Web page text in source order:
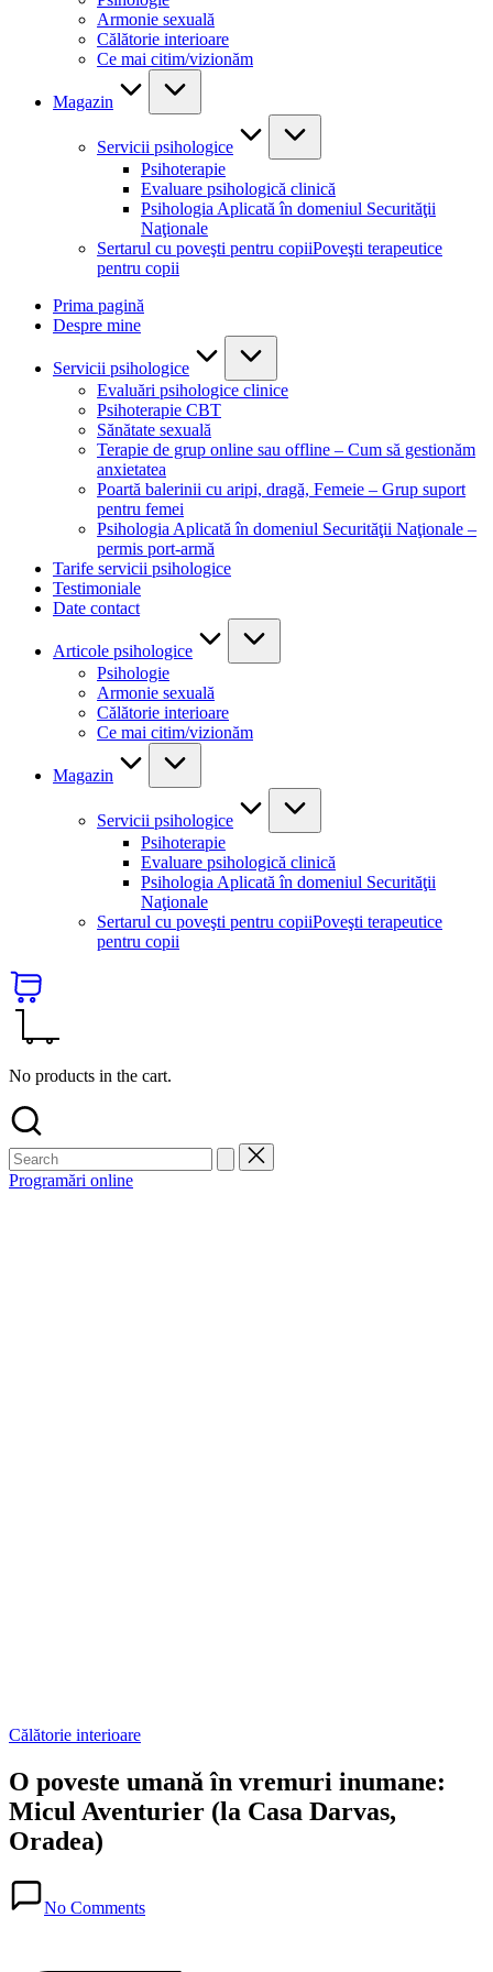
Armonie sexuală
Călătorie interioare
Ce mai citim/vizionăm
Magazin
Servicii psihologice
Psihoterapie
Evaluare psihologică clinică
Psihologia Aplicată în domeniul Securităţii
Naţionale
Sertarul cu poveşti pentru copiiPoveşti terapeutice
pentru copii
Prima pagină
Despre mine
Servicii psihologice
Evaluări psihologice clinice
Psihoterapie CBT
Sănătate sexuală
Terapie de grup online sau offline – Cum să gestionăm
anxietatea
Poartă balerinii cu aripi, dragă, Femeie – Grup suport
pentru femei
Psihologia Aplicată în domeniul Securităţii Naţionale –
permis port-armă
Tarife servicii psihologice
Testimoniale
Date contact
Articole psihologice
Psihologie
Armonie sexuală
Călătorie interioare
Ce mai citim/vizionăm
Magazin
Servicii psihologice
Psihoterapie
Evaluare psihologică clinică
Psihologia Aplicată în domeniul Securităţii
Naţionale
Sertarul cu poveşti pentru copiiPoveşti terapeutice
pentru copii
No products in the cart.
Programări online
Posted
Călătorie interioare
O poveste umană în vremuri inumane:
Micul Aventurier (la Casa Darvas,
Oradea)
No Commentsin